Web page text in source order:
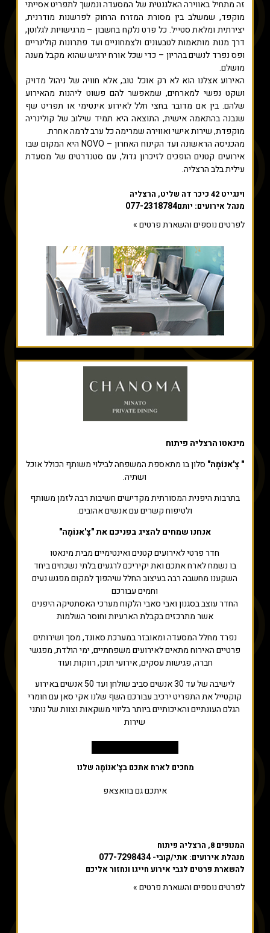
זה מתחיל באווירה האלגנטית של המסעדה ונמשך לתפריט אסייתי
מוקפד, שמשלב בין מסורת המזרח הרחוק לפרשנות מודרנית,
יצירתית ומלאת סטייל. כל פרט נלקח בחשבון – מרגישויות לגלוטן,
דרך מנות מותאמות לטבעונים ולצמחוניים ועד פתרונות קולינריים
ופס נפרד לנשים בהריון – כדי שכל אורח ירגיש שהוא מקבל מענה
מושלם.
האירוע אצלנו הוא לא רק אוכל טוב, אלא חוויה של ניהול מדויק
ושקט נפשי למארחים, שמאפשר להם פשוט ליהנות מהאירוע
שלהם. בין אם מדובר בחצי חלל לאירוע אינטימי או תפריט שף
שנבנה בהתאמה אישית, התוצאה היא תמיד שילוב של קולינריה
מוקפדת, שירות אישי ואווירה שמרימה כל ערב לרמה אחרת.
מהכניסה הראשונה ועד הקינוח האחרון – NOVO היא המקום שבו
אירועים קטנים הופכים לזיכרון גדול, עם סטנדרטים של מסעדת
עילית בלב הרצליה.
וינגייט 42 כיכר דה שליט, הרצליה
מנהל אירועים: יותם077-2318784
לפרטים נוספים והשארת פרטים »
מינאטו הרצליה פיתוח
" צׇ'אנוֹמָה" סלון בו מתאספת המשפחה לבילוי משותף הכולל אוכל
ושתיה.
בתרבות היפנית המסורתית מקדישים חשיבות רבה לזמן משותף
ולטיפוח קשרים עם אנשים אהובים.
אנחנו שמחים להציג בפניכם את "צׇ'אנוֹמָה"
חדר פרטי לאירועים קטנים ואינטימיים מבית מינאטו
בו נשמח לארח אתכם ואת יקיריכם לרגעים בלתי נשכחים ביחד
השקענו מחשבה רבה בעיצוב החלל שיהפוך למקום מפגש נעים
וחמים עבורכם
החדר עוצב בסגנון ואבי סאבי הלקוח מערכי האסתטיקה היפנים
אשר מתרכזים בקבלת הארעיות וחוסר השלמות
נפרד מחלל המסעדה ומאובזר במערכת סאונד, מסך ושירותים
פרטיים האירוח מתאים לאירועים משפחתיים, ימי הולדת, מפגשי
חברה, פגישות עסקים, אירועי תוכן, רווקות ועוד
לישיבה של עד 30 אנשים סביב שולחן ועד 50 אנשים באירוע
קוקטייל את התפריט ירכיב עבורכם השף שלנו אקי סאן עם חומרי
הגלם העונתיים והאיכותיים ביותר בליווי משקאות וצוות של נותני
שירות
מחכים לארח אתכם בצׇ'אנוֹמָה שלנו
איתכם גם בוואצאפ
המנופים 8, הרצליה פיתוח
מנהלת אירועים: אתי/קובי-077-7298434
להשארת פרטים לגבי אירוע חייגו ונחזור אליכם
לפרטים נוספים והשארת פרטים »